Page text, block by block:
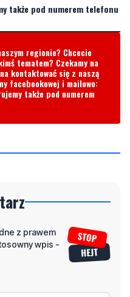
regionie? Chcecie
tematem? Czekamy na
kontaktować się z naszą
także pod numerem
wpis -